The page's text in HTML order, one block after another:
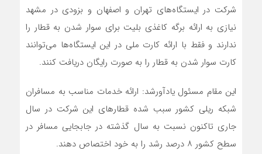
شرکت در ایستگاه‌های تهران و اصفهان و بزودی در مشهد
نیازی به ارائه برگه کاغذی بلیت برای سوار شدن به قطار را
ندارند و فقط با ارائه کارت ملی در این ایستگاه‌ها می‌توانند
کارت سوار شدن به قطار را به صورت رایگان دریافت کنند.
این مقام مسئول یادآورشد: ارائه خدمات مناسب به مسافران
شبکه ریلی کشور سبب شده قطار‌های این شرکت در سال
جاری تاکنون نسبت به سال گذشته در جابجایی مسافر در
سطح کشور ۸ درصد رشد را به خود اختصاص دهند.